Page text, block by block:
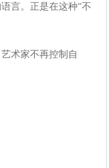
言。正是在这种“不
术家不再控制自